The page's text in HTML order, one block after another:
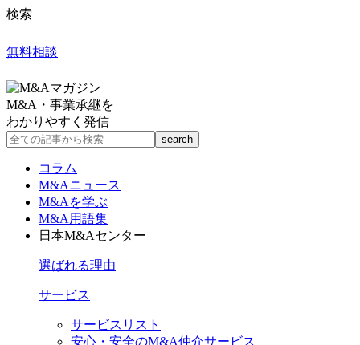
検索
無料相談
M&A・事業承継を
わかりやすく発信
コラム
M&Aニュース
M&Aを学ぶ
M&A用語集
日本M&Aセンター
選ばれる理由
サービス
サービスリスト
安心・安全のM&A仲介サービス